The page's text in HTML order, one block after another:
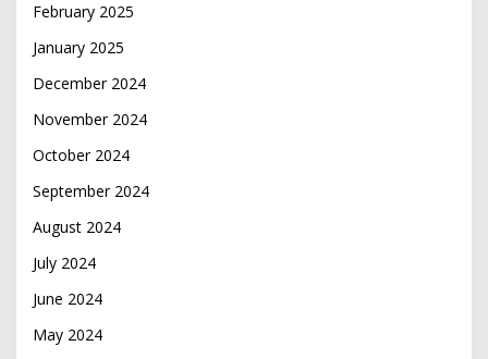
February 2025
January 2025
December 2024
November 2024
October 2024
September 2024
August 2024
July 2024
June 2024
May 2024